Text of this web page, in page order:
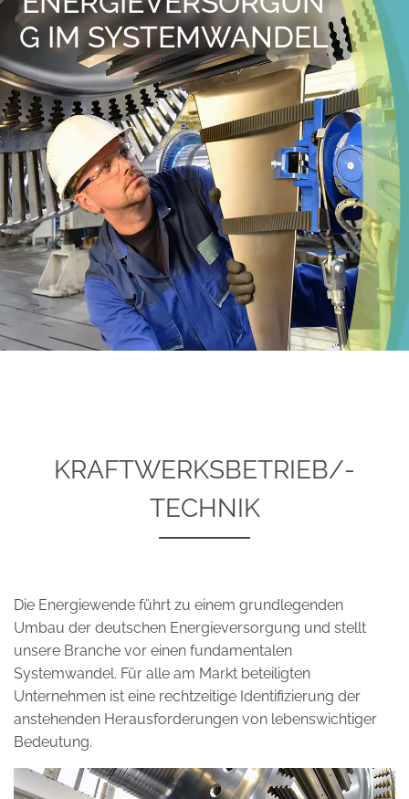
G IM SYSTEMWANDEL
KRAFTWERKSBETRIEB/-
TECHNIK
Die Energiewende führt zu einem grundlegenden
Umbau der deutschen Energieversorgung und stellt
unsere Branche vor einen fundamentalen
Systemwandel. Für alle am Markt beteiligten
Unternehmen ist eine rechtzeitige Identifizierung der
anstehenden Herausforderungen von lebenswichtiger
Bedeutung.